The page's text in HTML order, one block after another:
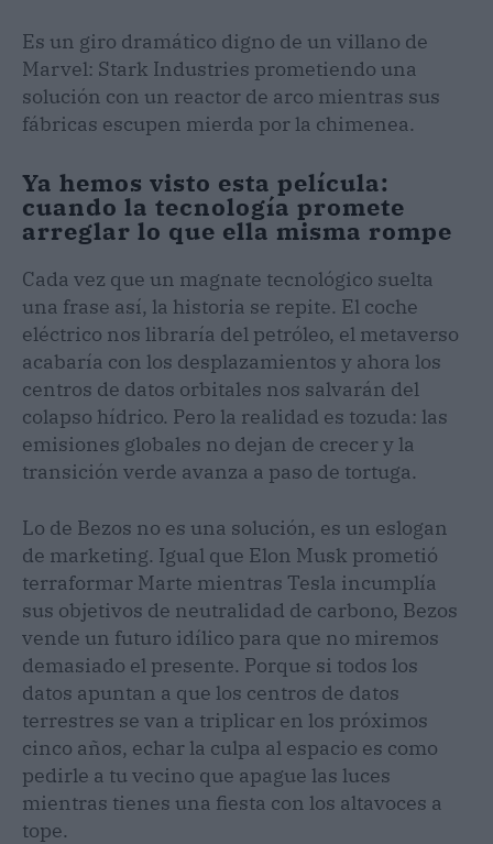
Es un giro dramático digno de un villano de
Marvel: Stark Industries prometiendo una
solución con un reactor de arco mientras sus
fábricas escupen mierda por la chimenea.
Ya hemos visto esta película:
cuando la tecnología promete
arreglar lo que ella misma rompe
Cada vez que un magnate tecnológico suelta
una frase así, la historia se repite. El coche
eléctrico nos libraría del petróleo, el metaverso
acabaría con los desplazamientos y ahora los
centros de datos orbitales nos salvarán del
colapso hídrico. Pero la realidad es tozuda: las
emisiones globales no dejan de crecer y la
transición verde avanza a paso de tortuga.
Lo de Bezos no es una solución, es un eslogan
de marketing. Igual que Elon Musk prometió
terraformar Marte mientras Tesla incumplía
sus objetivos de neutralidad de carbono, Bezos
vende un futuro idílico para que no miremos
demasiado el presente. Porque si todos los
datos apuntan a que los centros de datos
terrestres se van a triplicar en los próximos
cinco años, echar la culpa al espacio es como
pedirle a tu vecino que apague las luces
mientras tienes una fiesta con los altavoces a
tope.